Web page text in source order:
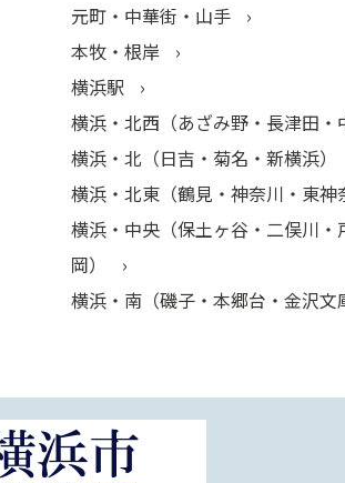
元町・中華街・山手
本牧・根岸
横浜駅
横浜・北西（あざみ野・長津田・
横浜・北（日吉・菊名・新横浜）
横浜・北東（鶴見・神奈川・東神
横浜・中央（保土ヶ谷・二俣川・
岡）
横浜・南（磯子・本郷台・金沢文